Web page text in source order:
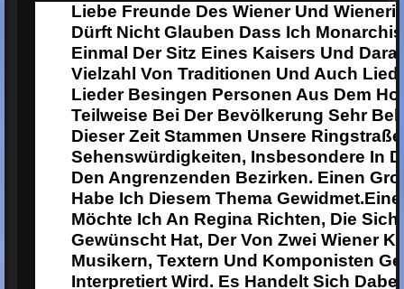
Liebe Freunde Des Wiener Und
Dürft Nicht Glauben Dass Ich
Einmal Der Sitz Eines Kaisers Und
Vielzahl Von Traditionen Und Auch
Lieder Besingen Personen Aus Dem
Teilweise Bei Der Bevölkerung Sehr
Dieser Zeit Stammen Unsere
Sehenswürdigkeiten, Insbesondere In
Den Angrenzenden Bezirken. Einen
Habe Ich Diesem Thema Gewidmet.
Möchte Ich An Regina Richten, Die
Gewünscht Hat, Der Von Zwei Wiener
Musikern, Textern Und Komponisten
Interpretiert Wird. Es Handelt Sich